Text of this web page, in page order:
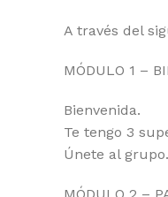
A través del
MÓDULO 1 –
Bienvenida.
Te tengo 3
Únete al grupo.